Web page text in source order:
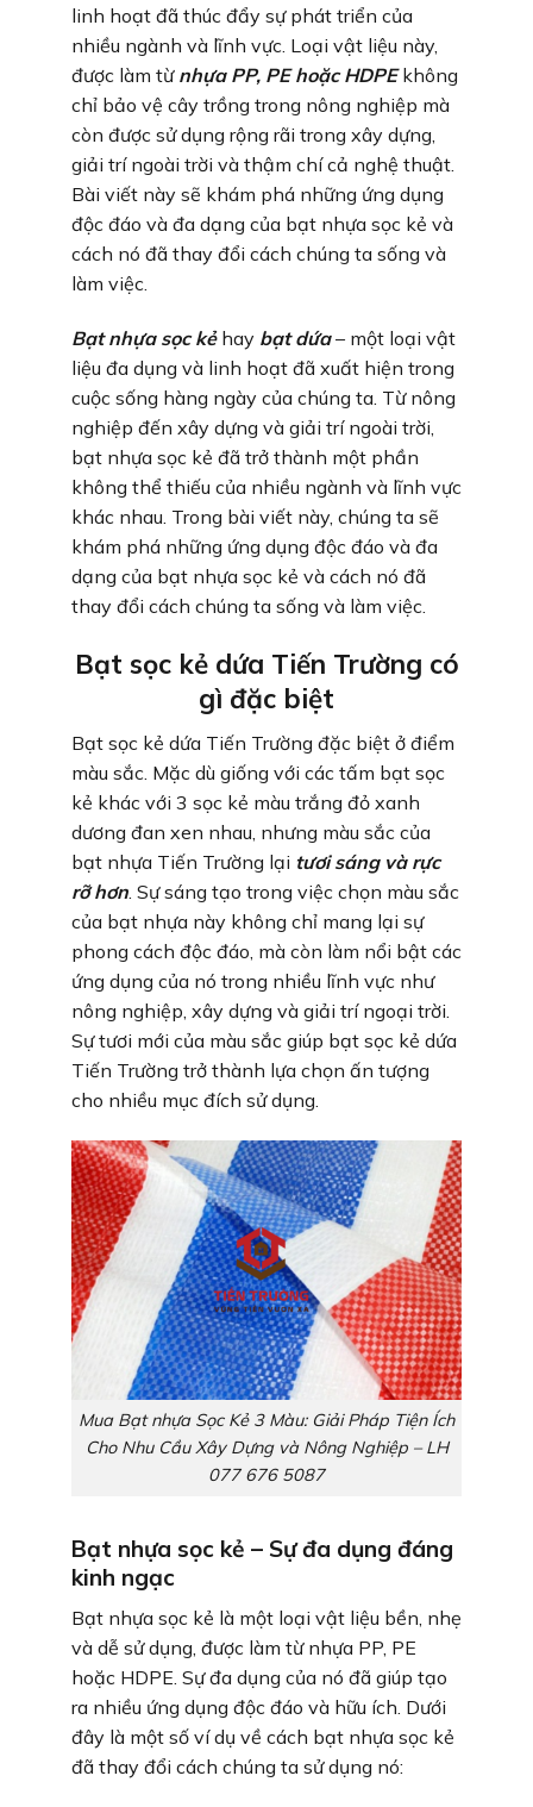
linh hoạt đã thúc đẩy sự phát triển của
nhiều ngành và lĩnh vực. Loại vật liệu này,
được làm từ nhựa PP, PE hoặc HDPEkhông
chỉ bảo vệ cây trồng trong nông nghiệp mà
còn được sử dụng rộng rãi trong xây dựng,
giải trí ngoài trời và thậm chí cả nghệ thuật.
Bài viết này sẽ khám phá những ứng dụng
độc đáo và đa dạng của bạt nhựa sọc kẻ và
cách nó đã thay đổi cách chúng ta sống và
làm việc.
Bạt nhựa sọc kẻhay bạt dứa– một loại vật
liệu đa dụng và linh hoạt đã xuất hiện trong
cuộc sống hàng ngày của chúng ta. Từ nông
nghiệp đến xây dựng và giải trí ngoài trời,
bạt nhựa sọc kẻ đã trở thành một phần
không thể thiếu của nhiều ngành và lĩnh vực
khác nhau. Trong bài viết này, chúng ta sẽ
khám phá những ứng dụng độc đáo và đa
dạng của bạt nhựa sọc kẻ và cách nó đã
thay đổi cách chúng ta sống và làm việc.
Bạt sọc kẻ dứa Tiến Trường có
gì đặc biệt
Bạt sọc kẻ dứa Tiến Trường đặc biệt ở điểm
màu sắc. Mặc dù giống với các tấm bạt sọc
kẻ khác với 3 sọc kẻ màu trắng đỏ xanh
dương đan xen nhau, nhưng màu sắc của
bạt nhựa Tiến Trường lại tươi sáng và rực
rỡ hơn . Sự sáng tạo trong việc chọn màu sắc
của bạt nhựa này không chỉ mang lại sự
phong cách độc đáo, mà còn làm nổi bật các
ứng dụng của nó trong nhiều lĩnh vực như
nông nghiệp, xây dựng và giải trí ngoại trời.
Sự tươi mới của màu sắc giúp bạt sọc kẻ dứa
Tiến Trường trở thành lựa chọn ấn tượng
cho nhiều mục đích sử dụng.
Mua Bạt nhựa Sọc Kẻ 3 Màu: Giải Pháp Tiện Ích
Cho Nhu Cầu Xây Dựng và Nông Nghiệp – LH
077 676 5087
Bạt nhựa sọc kẻ – Sự đa dụng đáng
kinh ngạc
Bạt nhựa sọc kẻ là một loại vật liệu bền, nhẹ
và dễ sử dụng, được làm từ nhựa PP, PE
hoặc HDPE. Sự đa dụng của nó đã giúp tạo
ra nhiều ứng dụng độc đáo và hữu ích. Dưới
đây là một số ví dụ về cách bạt nhựa sọc kẻ
đã thay đổi cách chúng ta sử dụng nó: